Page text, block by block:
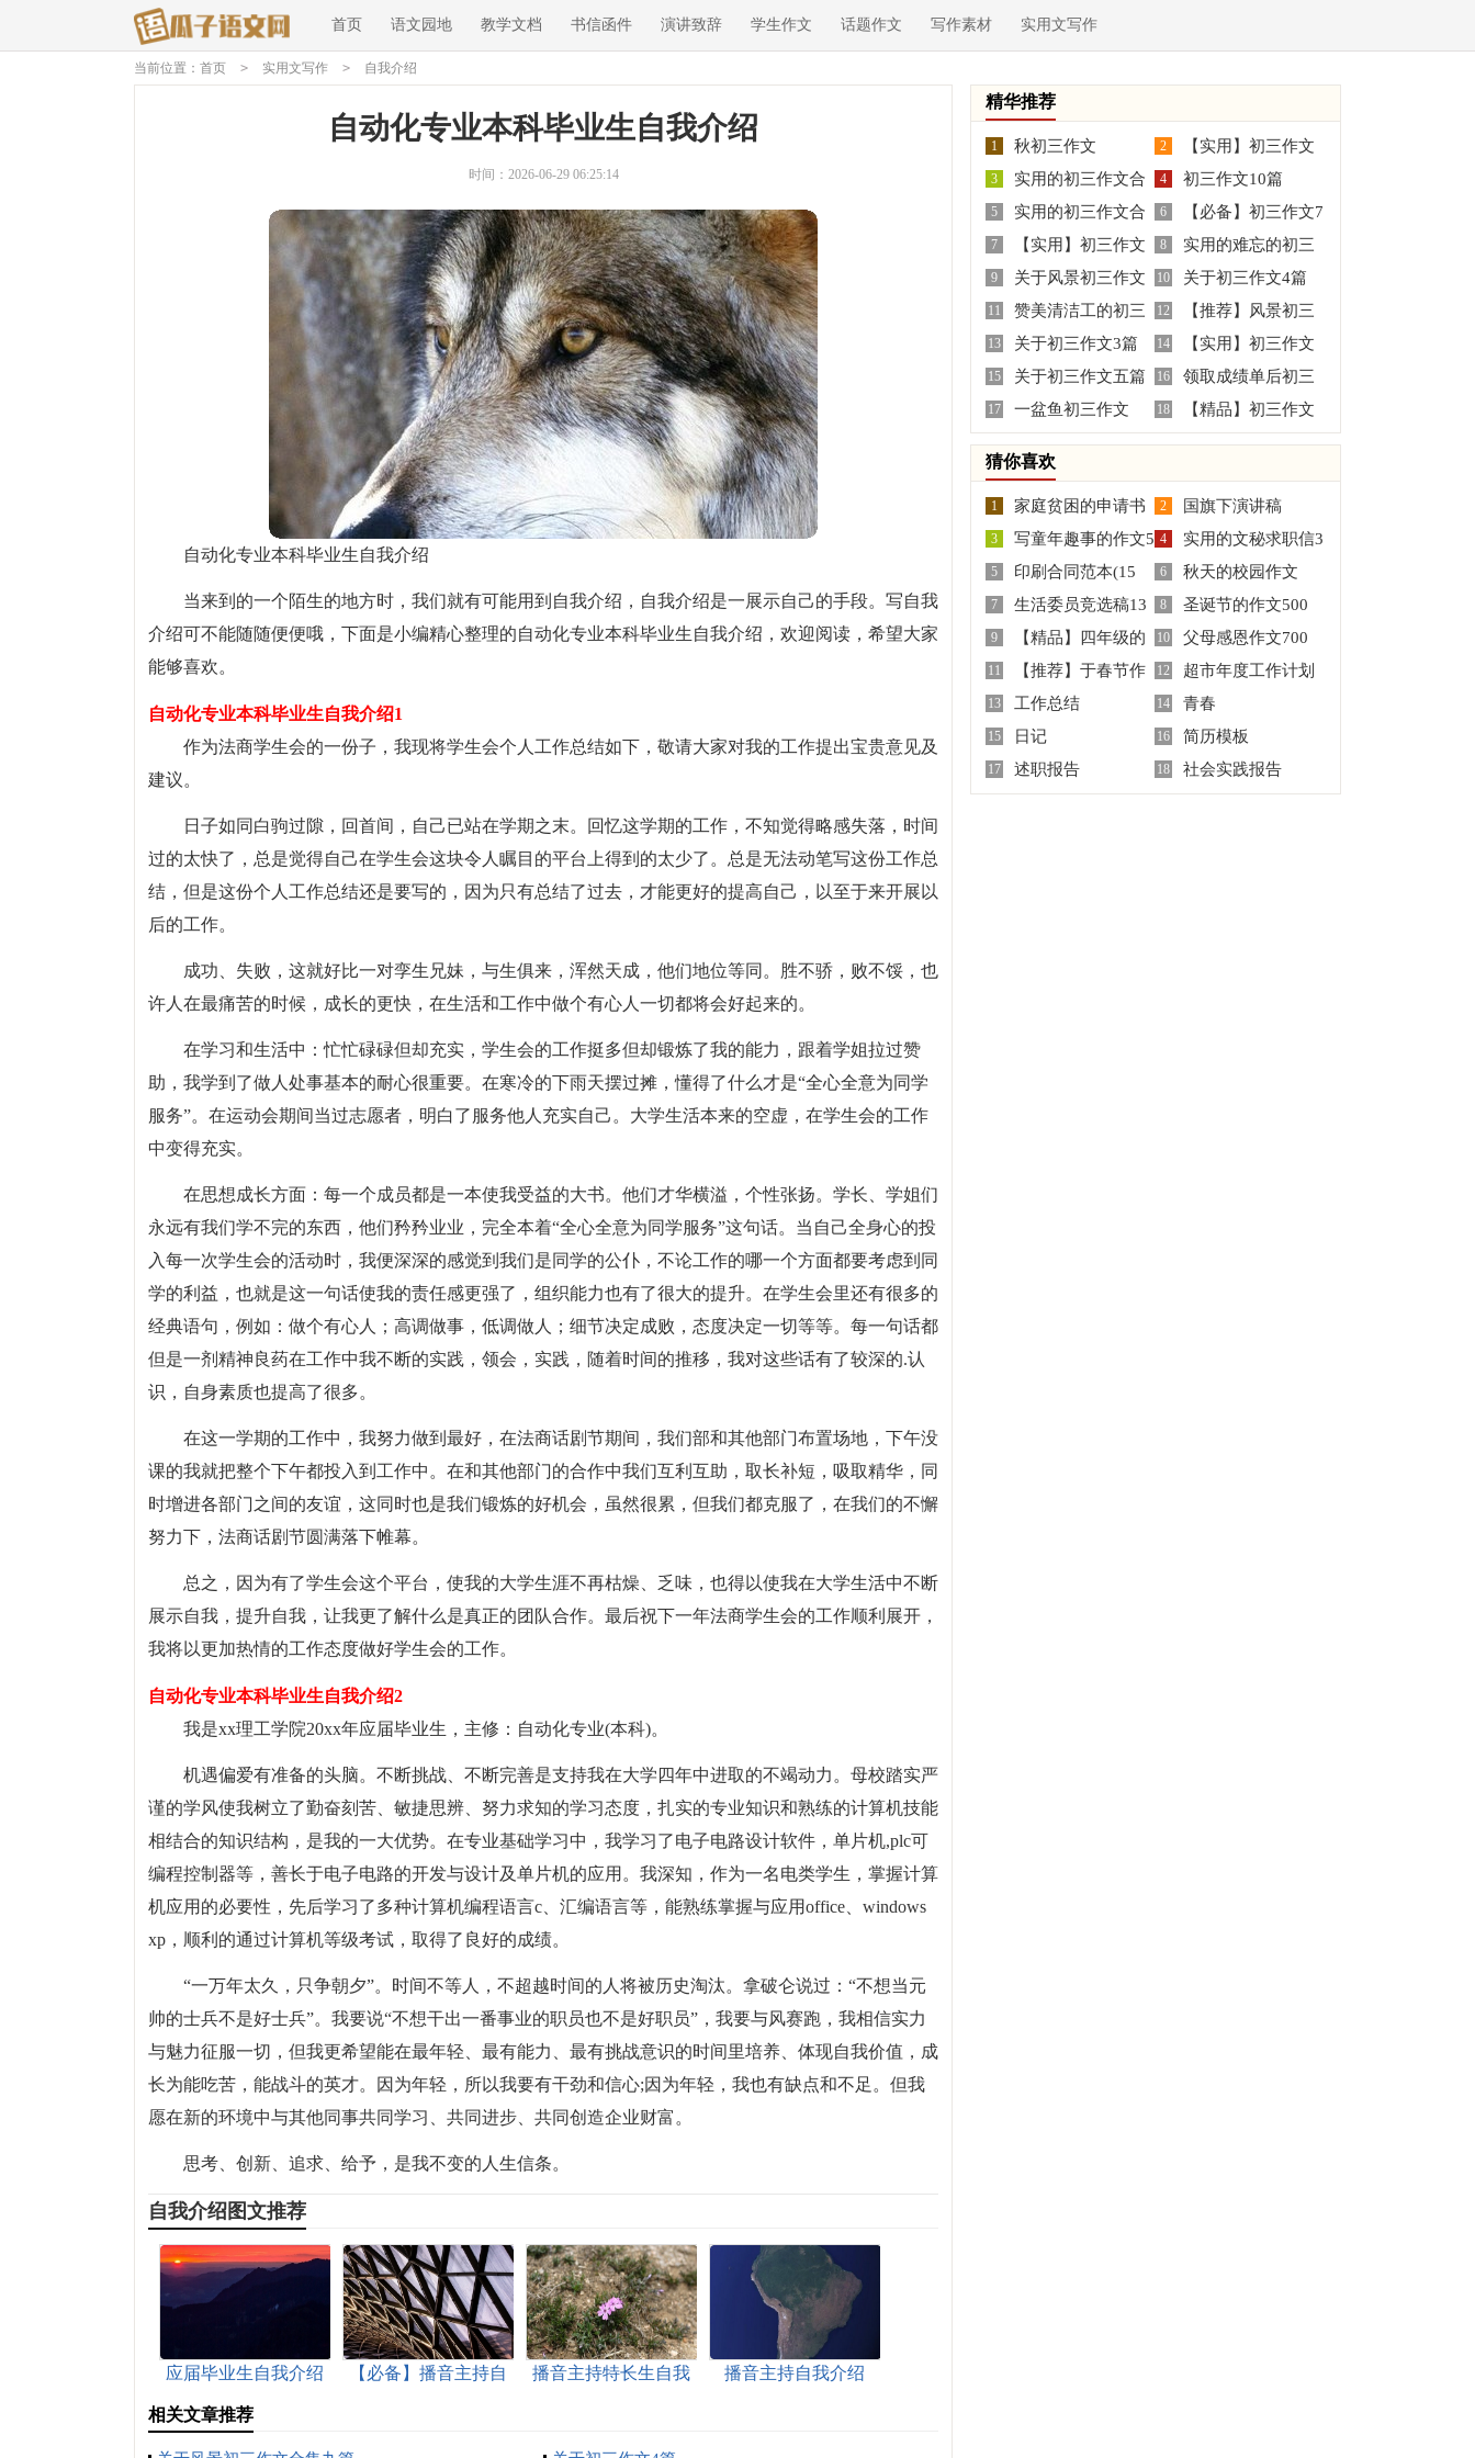
首页 语文园地 教学文档 书信函件 演讲致辞 学生作文 话题作文 写作素材 实用文写作
当前位置： 首页 > 实用文写作 > 自我介绍
自动化专业本科毕业生自我介绍
时间：2026-06-29 06:25:14
自动化专业本科毕业生自我介绍
当来到的一个陌生的地方时，我们就有可能用到自我介绍，自我介绍是一展示自己的手段。写自我
介绍可不能随随便便哦，下面是小编精心整理的自动化专业本科毕业生自我介绍，欢迎阅读，希望大家
能够喜欢。
自动化专业本科毕业生自我介绍1
作为法商学生会的一份子，我现将学生会个人工作总结如下，敬请大家对我的工作提出宝贵意见及
建议。
日子如同白驹过隙，回首间，自己已站在学期之末。回忆这学期的工作，不知觉得略感失落，时间
过的太快了，总是觉得自己在学生会这块令人瞩目的平台上得到的太少了。总是无法动笔写这份工作总
结，但是这份个人工作总结还是要写的，因为只有总结了过去，才能更好的提高自己，以至于来开展以
后的工作。
成功、失败，这就好比一对孪生兄妹，与生俱来，浑然天成，他们地位等同。胜不骄，败不馁，也
许人在最痛苦的时候，成长的更快，在生活和工作中做个有心人一切都将会好起来的。
在学习和生活中：忙忙碌碌但却充实，学生会的工作挺多但却锻炼了我的能力，跟着学姐拉过赞
助，我学到了做人处事基本的耐心很重要。在寒冷的下雨天摆过摊，懂得了什么才是“全心全意为同学
服务”。在运动会期间当过志愿者，明白了服务他人充实自己。大学生活本来的空虚，在学生会的工作
中变得充实。
在思想成长方面：每一个成员都是一本使我受益的大书。他们才华横溢，个性张扬。学长、学姐们
永远有我们学不完的东西，他们矜矜业业，完全本着“全心全意为同学服务”这句话。当自己全身心的投
入每一次学生会的活动时，我便深深的感觉到我们是同学的公仆，不论工作的哪一个方面都要考虑到同
学的利益，也就是这一句话使我的责任感更强了，组织能力也有了很大的提升。在学生会里还有很多的
经典语句，例如：做个有心人；高调做事，低调做人；细节决定成败，态度决定一切等等。每一句话都
但是一剂精神良药在工作中我不断的实践，领会，实践，随着时间的推移，我对这些话有了较深的.认
识，自身素质也提高了很多。
在这一学期的工作中，我努力做到最好，在法商话剧节期间，我们部和其他部门布置场地，下午没
课的我就把整个下午都投入到工作中。在和其他部门的合作中我们互利互助，取长补短，吸取精华，同
时增进各部门之间的友谊，这同时也是我们锻炼的好机会，虽然很累，但我们都克服了，在我们的不懈
努力下，法商话剧节圆满落下帷幕。
总之，因为有了学生会这个平台，使我的大学生涯不再枯燥、乏味，也得以使我在大学生活中不断
展示自我，提升自我，让我更了解什么是真正的团队合作。最后祝下一年法商学生会的工作顺利展开，
我将以更加热情的工作态度做好学生会的工作。
自动化专业本科毕业生自我介绍2
我是xx理工学院20xx年应届毕业生，主修：自动化专业(本科)。
机遇偏爱有准备的头脑。不断挑战、不断完善是支持我在大学四年中进取的不竭动力。母校踏实严
谨的学风使我树立了勤奋刻苦、敏捷思辨、努力求知的学习态度，扎实的专业知识和熟练的计算机技能
相结合的知识结构，是我的一大优势。在专业基础学习中，我学习了电子电路设计软件，单片机,plc可
编程控制器等，善长于电子电路的开发与设计及单片机的应用。我深知，作为一名电类学生，掌握计算
机应用的必要性，先后学习了多种计算机编程语言c、汇编语言等，能熟练掌握与应用office、windows
xp，顺利的通过计算机等级考试，取得了良好的成绩。
“一万年太久，只争朝夕”。时间不等人，不超越时间的人将被历史淘汰。拿破仑说过：“不想当元
帅的士兵不是好士兵”。我要说“不想干出一番事业的职员也不是好职员”，我要与风赛跑，我相信实力
与魅力征服一切，但我更希望能在最年轻、最有能力、最有挑战意识的时间里培养、体现自我价值，成
长为能吃苦，能战斗的英才。因为年轻，所以我要有干劲和信心;因为年轻，我也有缺点和不足。但我
愿在新的环境中与其他同事共同学习、共同进步、共同创造企业财富。
思考、创新、追求、给予，是我不变的人生信条。
自我介绍图文推荐
应届毕业生自我介绍
【必备】播音主持自
播音主持特长生自我
播音主持自我介绍
相关文章推荐
精华推荐
1 秋初三作文 2
【实用】初三作文
三篇
3
实用的初三作文合
集八篇
4 初三作文10篇
5
实用的初三作文合
集五篇
6
【必备】初三作文7
篇
7
【实用】初三作文
300字合集八篇
8
实用的难忘的初三
作文合集5篇
9
关于风景初三作文
合集九篇
10 关于初三作文4篇
11
赞美清洁工的初三
学生作文
12
【推荐】风景初三
作文3篇
13 关于初三作文3篇 14
【实用】初三作文
汇编五篇
15 关于初三作文五篇 16
领取成绩单后初三
作文
17 一盆鱼初三作文 18
【精品】初三作文
合集七篇
猜你喜欢
1
家庭贫困的申请书
九篇
2 国旗下演讲稿
3
写童年趣事的作文5
篇
4
实用的文秘求职信3
篇
5
印刷合同范本(15
篇)
6
秋天的校园作文
350字
7
生活委员竞选稿13
篇
8
圣诞节的作文500
字集锦8篇
9
【精品】四年级的
作文300字合集六篇
10
父母感恩作文700
字7篇
11
【推荐】于春节作
文8篇
12
超市年度工作计划
汇总5篇
13 工作总结 14 青春
15 日记 16 简历模板
17 述职报告 18 社会实践报告